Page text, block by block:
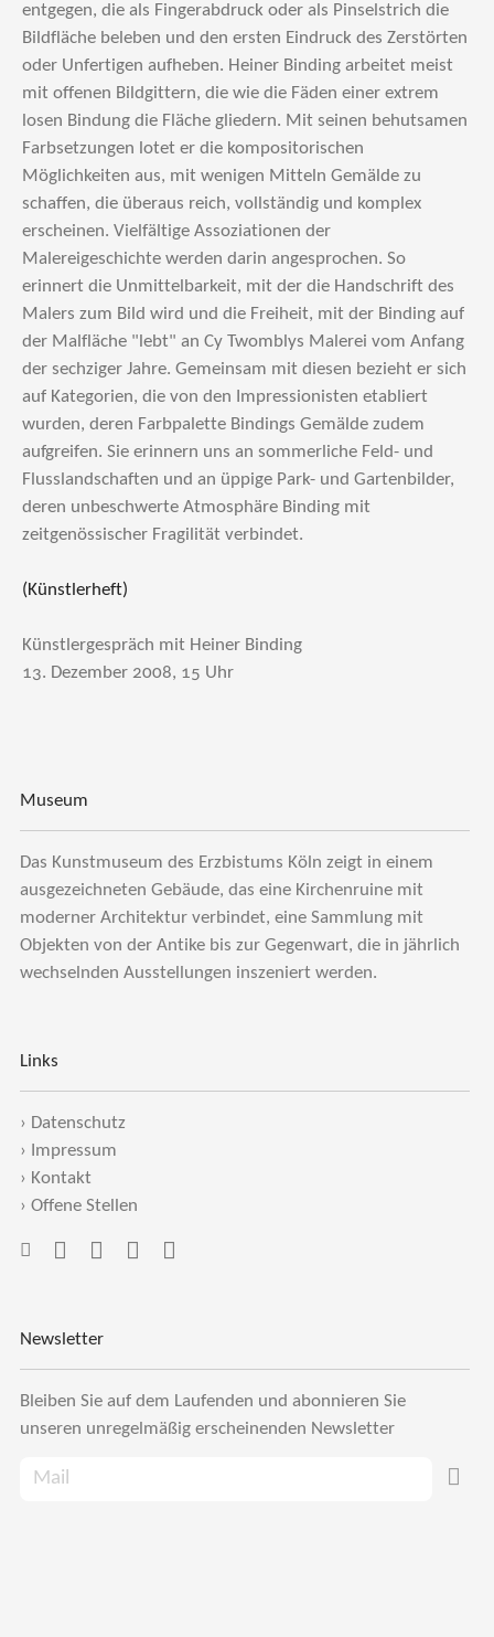
entgegen, die als Fingerabdruck oder als Pinselstrich die
Bildfläche beleben und den ersten Eindruck des Zerstörten
oder Unfertigen aufheben. Heiner Binding arbeitet meist
mit offenen Bildgittern, die wie die Fäden einer extrem
losen Bindung die Fläche gliedern. Mit seinen behutsamen
Farbsetzungen lotet er die kompositorischen
Möglichkeiten aus, mit wenigen Mitteln Gemälde zu
schaffen, die überaus reich, vollständig und komplex
erscheinen. Vielfältige Assoziationen der
Malereigeschichte werden darin angesprochen. So
erinnert die Unmittelbarkeit, mit der die Handschrift des
Malers zum Bild wird und die Freiheit, mit der Binding auf
der Malfläche "lebt" an Cy Twomblys Malerei vom Anfang
der sechziger Jahre. Gemeinsam mit diesen bezieht er sich
auf Kategorien, die von den Impressionisten etabliert
wurden, deren Farbpalette Bindings Gemälde zudem
aufgreifen. Sie erinnern uns an sommerliche Feld- und
Flusslandschaften und an üppige Park- und Gartenbilder,
deren unbeschwerte Atmosphäre Binding mit
zeitgenössischer Fragilität verbindet.
(Künstlerheft)
Künstlergespräch mit Heiner Binding
13. Dezember 2008, 15 Uhr
Museum
Das Kunstmuseum des Erzbistums Köln zeigt in einem
ausgezeichneten Gebäude, das eine Kirchenruine mit
moderner Architektur verbindet, eine Sammlung mit
Objekten von der Antike bis zur Gegenwart, die in jährlich
wechselnden Ausstellungen inszeniert werden.
Links
› Datenschutz
›
Impressum
› Kontakt
› Offene Stellen
Newsletter
Bleiben Sie auf dem Laufenden und abonnieren Sie
unseren unregelmäßig erscheinenden Newsletter